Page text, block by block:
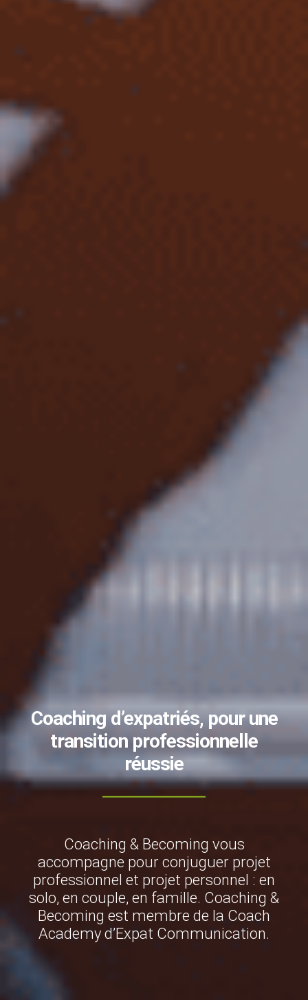
Coaching d’expatriés, pour une
transition professionnelle
réussie
Coaching & Becoming vous
accompagne pour conjuguer projet
professionnel et projet personnel : en
solo, en couple, en famille. Coaching &
Becoming est membre de la Coach
Academy d’Expat Communication.